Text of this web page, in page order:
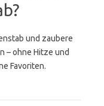
und zaubere
– ohne Hitze und
Favoriten.